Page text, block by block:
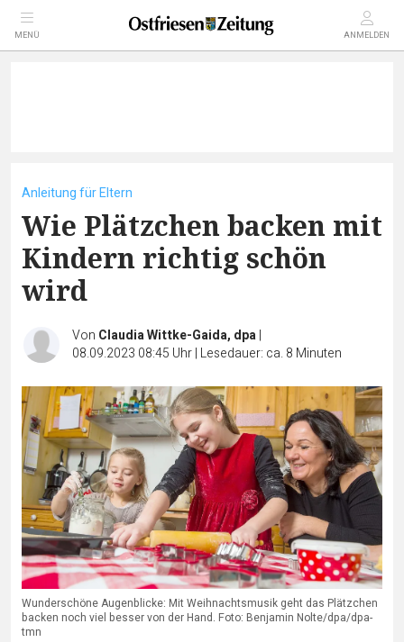
MENÜ ANMELDEN
Anleitung für Eltern
Wie Plätzchen backen mit
Kindern richtig schön
wird
Von Claudia Wittke-Gaida, dpa|
08.09.2023 08:45 Uhr| Lesedauer: ca. 8 Minuten
Wunderschöne Augenblicke: Mit Weihnachtsmusik geht das Plätzchen
backen noch viel besser von der Hand. Foto: Benjamin Nolte/dpa/dpa-
tmn